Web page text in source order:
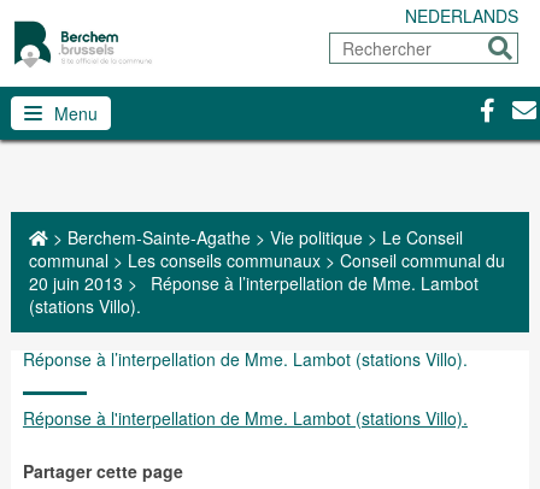
NEDERLANDS
Rechercher
Menu
> Berchem-Sainte-Agathe> Vie politique> Le Conseil
communal> Les conseils communaux> Conseil communal du
20 juin 2013 >
Réponse à l’interpellation de Mme. Lambot
(stations Villo).
Réponse à l’interpellation de Mme. Lambot (stations Villo).
Réponse à l'interpellation de Mme. Lambot (stations Villo).
Partager cette page